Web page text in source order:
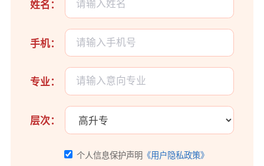
姓名：
手机：
专业：
层次：
个人信息保护声明 《用户隐私政策》